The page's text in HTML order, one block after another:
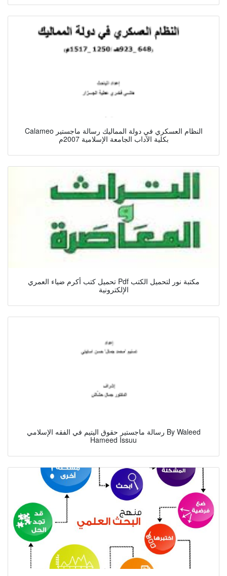
Calameo النظام العسكري في دولة المماليك رسالة ماجستير
بكلية الآداب الجامعة الإسلامية 2007م
تحميل كتب أكرم ضياء العمري Pdf مكتبة نور لتحميل الكتب
الإلكترونية
رسالة ماجستير حقوق اليتيم في الفقه الإسلامي By Waleed
Hameed Issuu